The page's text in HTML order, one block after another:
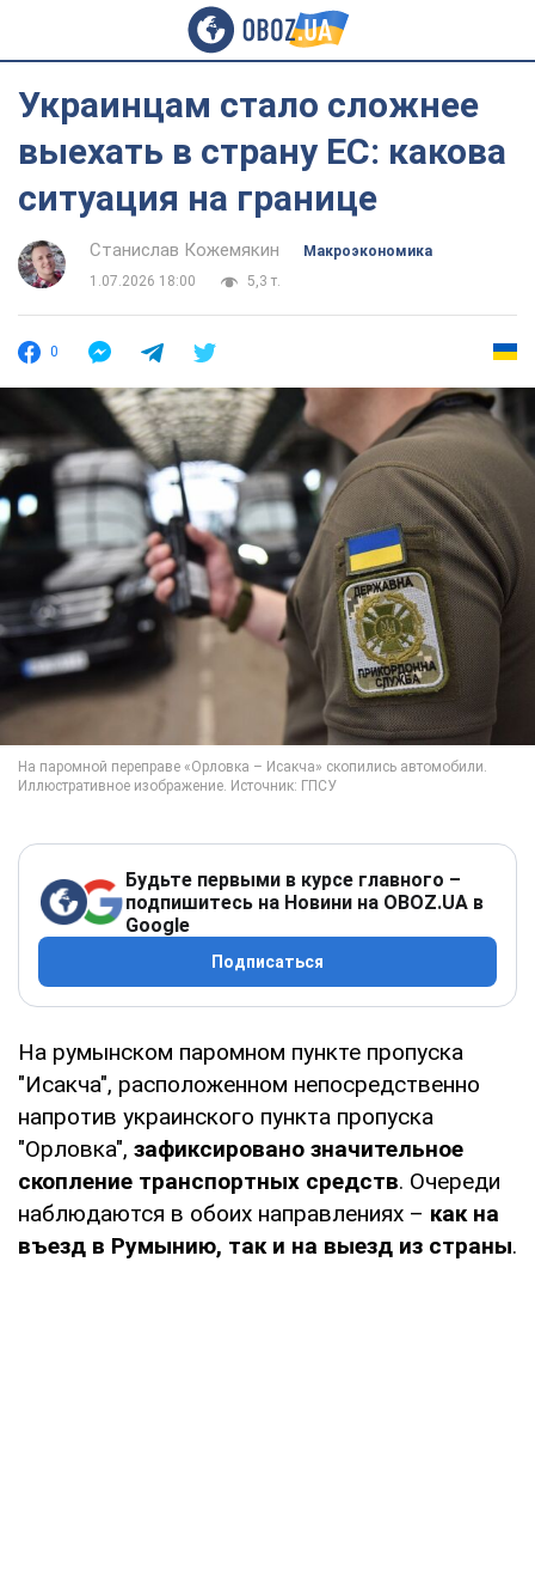
Украинцам стало сложнее
выехать в страну ЕС: какова
ситуация на границе
Станислав Кожемякин
Mакроэкономика
1.07.2026 18:00
5,3 т.
0
Будьте первыми в курсе главного –
подпишитесь на Новини на OBOZ.UA в
Google
Подписаться
На румынском паромном пункте пропуска
"Исакча", расположенном непосредственно
напротив украинского пункта пропуска
"Орловка", зафиксировано значительное
скопление транспортных средств. Очереди
наблюдаются в обоих направлениях – как на
въезд в Румынию, так и на выезд из страны.